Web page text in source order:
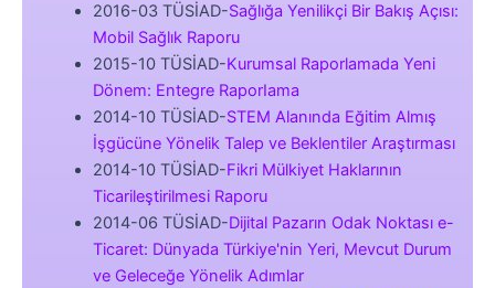
2016-03 TÜSİAD-Sağlığa Yenilikçi Bir Bakış Açısı:
Mobil Sağlık Raporu
2015-10 TÜSİAD-Kurumsal Raporlamada Yeni
Dönem: Entegre RaporIama
2014-10 TÜSİAD-STEM Alanında Eğitim Almış
İşgücüne Yönelik Talep ve Beklentiler Araştırması
2014-10 TÜSİAD-Fikri Mülkiyet Haklarının
Ticarileştirilmesi Raporu
2014-06 TÜSİAD-Dijital Pazarın Odak Noktası e-
Ticaret: Dünyada Türkiye'nin Yeri, Mevcut Durum
ve Geleceğe Yönelik Adımlar